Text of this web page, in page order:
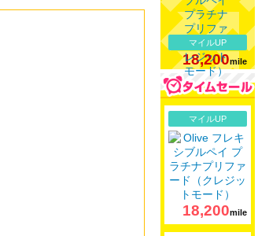
マイルUP
18,200mile
マイルUP
18,200mile